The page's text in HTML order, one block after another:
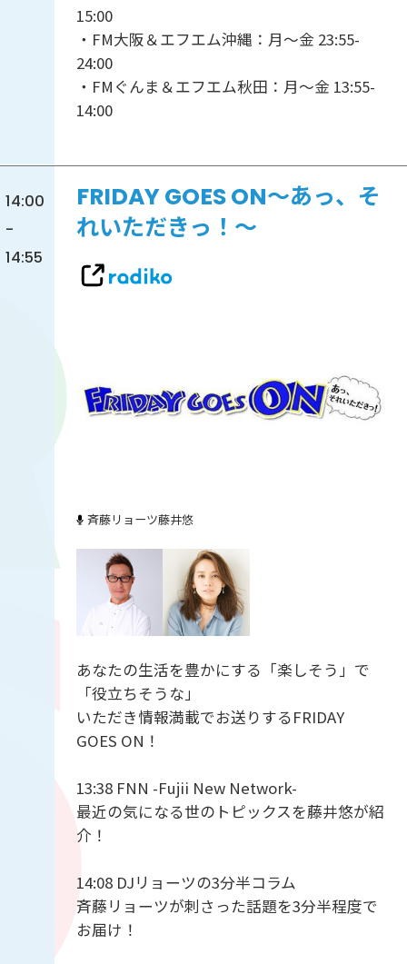
15:00
・FM大阪＆エフエム沖縄：月～金 23:55-
24:00
・FMぐんま＆エフエム秋田：月～金 13:55-
14:00
14:00
-
14:55
FRIDAY GOES ON～あっ、そ
れいただきっ！～
斉藤リョーツ藤井悠
あなたの生活を豊かにする「楽しそう」で
「役立ちそうな」
いただき情報満載でお送りするFRIDAY
GOES ON！
13:38 FNN -Fujii New Network-
最近の気になる世のトピックスを藤井悠が紹
介！
14:08 DJリョーツの3分半コラム
斉藤リョーツが刺さった話題を3分半程度で
お届け！